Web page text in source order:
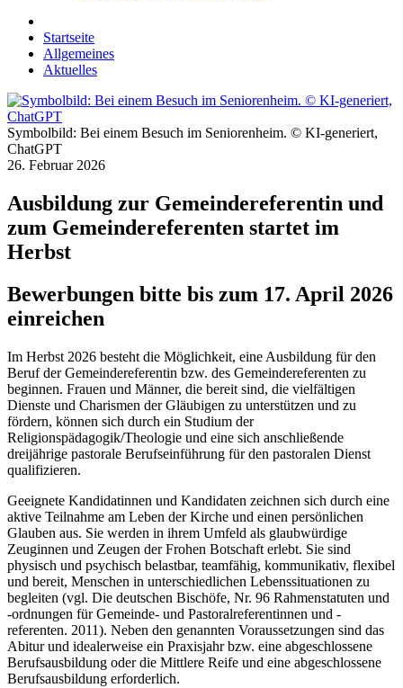
Startseite
Allgemeines
Aktuelles
Symbolbild: Bei einem Besuch im Seniorenheim. © KI-generiert,
ChatGPT
26. Februar 2026
Ausbildung zur Gemeindereferentin und
zum Gemeindereferenten startet im
Herbst
Bewerbungen bitte bis zum 17. April 2026
einreichen
Im Herbst 2026 besteht die Möglichkeit, eine Ausbildung für den
Beruf der Gemeindereferentin bzw. des Gemeindereferenten zu
beginnen. Frauen und Männer, die bereit sind, die vielfältigen
Dienste und Charismen der Gläubigen zu unterstützen und zu
fördern, können sich durch ein Studium der
Religionspädagogik/Theologie und eine sich anschließende
dreijährige pastorale Berufseinführung für den pastoralen Dienst
qualifizieren.
Geeignete Kandidatinnen und Kandidaten zeichnen sich durch eine
aktive Teilnahme am Leben der Kirche und einen persönlichen
Glauben aus. Sie werden in ihrem Umfeld als glaubwürdige
Zeuginnen und Zeugen der Frohen Botschaft erlebt. Sie sind
physisch und psychisch belastbar, teamfähig, kommunikativ, flexibel
und bereit, Menschen in unterschiedlichen Lebenssituationen zu
begleiten (vgl. Die deutschen Bischöfe, Nr. 96 Rahmenstatuten und
-ordnungen für Gemeinde- und Pastoralreferentinnen und -
referenten. 2011). Neben den genannten Voraussetzungen sind das
Abitur und idealerweise ein Praxisjahr bzw. eine abgeschlossene
Berufsausbildung oder die Mittlere Reife und eine abgeschlossene
Berufsausbildung erforderlich.